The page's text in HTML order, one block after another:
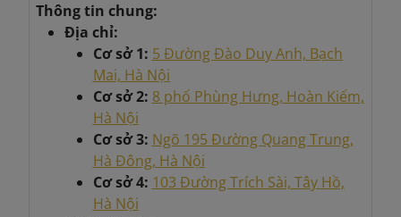
Thông tin chung:
Địa chỉ:
Cơ sở 1: 5 Đường Đào Duy Anh, Bạch
Mai, Hà Nội
Cơ sở 2: 8 phố Phùng Hưng, Hoàn Kiếm,
Hà Nội
Cơ sở 3: Ngõ 195 Đường Quang Trung,
Hà Đông, Hà Nội
Cơ sở 4: 103 Đường Trích Sài, Tây Hồ,
Hà Nội